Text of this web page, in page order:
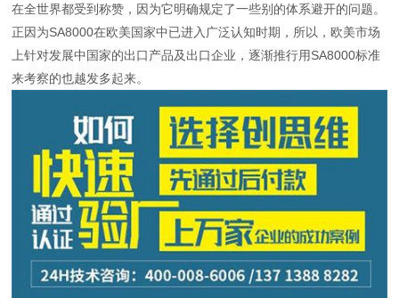
在全世界都受到称赞，因为它明确规定了一些别的体系避开的问题。
正因为SA8000在欧美国家中已进入广泛认知时期，所以，欧美市场
上针对发展中国家的出口产品及出口企业，逐渐推行用SA8000标准
来考察的也越发多起来。